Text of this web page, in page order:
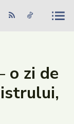
Căutare
o zi de